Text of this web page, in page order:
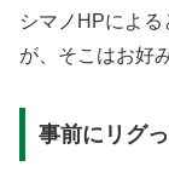
シマノHPによ
が、そこはお好
事前にリグ